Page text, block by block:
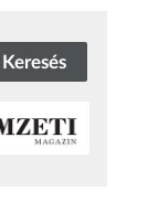
Keresés